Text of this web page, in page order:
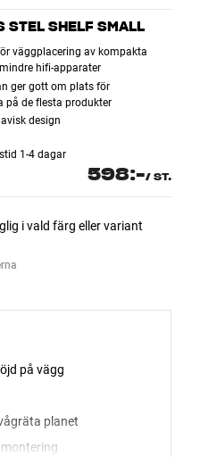
STEL SHELF SMALL
väggplacering av kompakta
hifi-apparater
ger gott om plats för
på de flesta produkter
design
1-4 dagar
598:-/ ST.
i vald färg eller variant
på vägg
planet